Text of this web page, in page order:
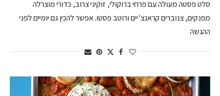
סלט פסטה מעולה עם פרחי ברוקולי, זוקיני צרוב, כדורי מוצרלה
מפנקים, צנוברים קראנצ’יים ורוטב פסטו. אפשר להכין גם יומיים לפני
ההגשה